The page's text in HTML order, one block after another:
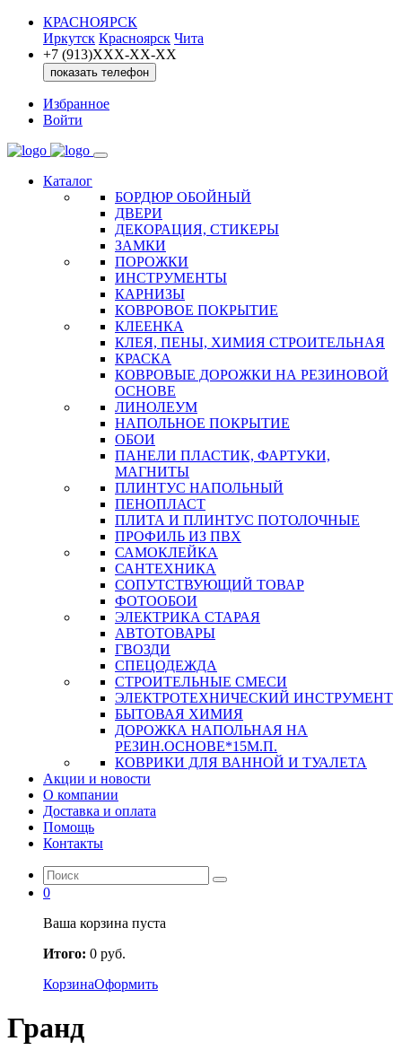
КРАСНОЯРСК
Иркутск Красноярск Чита
+7 (913)ХXX-ХХ-XX
показать телефон
Избранное
Войти
Каталог
БОРДЮР ОБОЙНЫЙ
ДВЕРИ
ДЕКОРАЦИЯ, СТИКЕРЫ
ЗАМКИ
ПОРОЖКИ
ИНСТРУМЕНТЫ
КАРНИЗЫ
КОВРОВОЕ ПОКРЫТИЕ
КЛЕЕНКА
КЛЕЯ, ПЕНЫ, ХИМИЯ СТРОИТЕЛЬНАЯ
КРАСКА
КОВРОВЫЕ ДОРОЖКИ НА РЕЗИНОВОЙ
ОСНОВЕ
ЛИНОЛЕУМ
НАПОЛЬНОЕ ПОКРЫТИЕ
ОБОИ
ПАНЕЛИ ПЛАСТИК, ФАРТУКИ,
МАГНИТЫ
ПЛИНТУС НАПОЛЬНЫЙ
ПЕНОПЛАСТ
ПЛИТА И ПЛИНТУС ПОТОЛОЧНЫЕ
ПРОФИЛЬ ИЗ ПВХ
САМОКЛЕЙКА
САНТЕХНИКА
СОПУТСТВУЮЩИЙ ТОВАР
ФОТООБОИ
ЭЛЕКТРИКА СТАРАЯ
АВТОТОВАРЫ
ГВОЗДИ
СПЕЦОДЕЖДА
СТРОИТЕЛЬНЫЕ СМЕСИ
ЭЛЕКТРОТЕХНИЧЕСКИЙ ИНСТРУМЕНТ
БЫТОВАЯ ХИМИЯ
ДОРОЖКА НАПОЛЬНАЯ НА
РЕЗИН.ОСНОВЕ*15М.П.
КОВРИКИ ДЛЯ ВАННОЙ И ТУАЛЕТА
Акции и новости
О компании
Доставка и оплата
Помощь
Контакты
0
Ваша корзина пуста
Итого: 0 руб.
КорзинаОформить
Гранд